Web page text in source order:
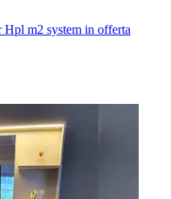
Hpl m2 system in offerta